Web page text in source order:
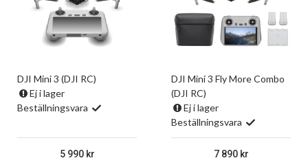
DJI Mini 3 (DJI RC)
Ej i lager
Beställningsvara
5 990
DJI Mini 3 Fly More Combo
(DJI RC)
Ej i lager
Beställningsvara
7 890